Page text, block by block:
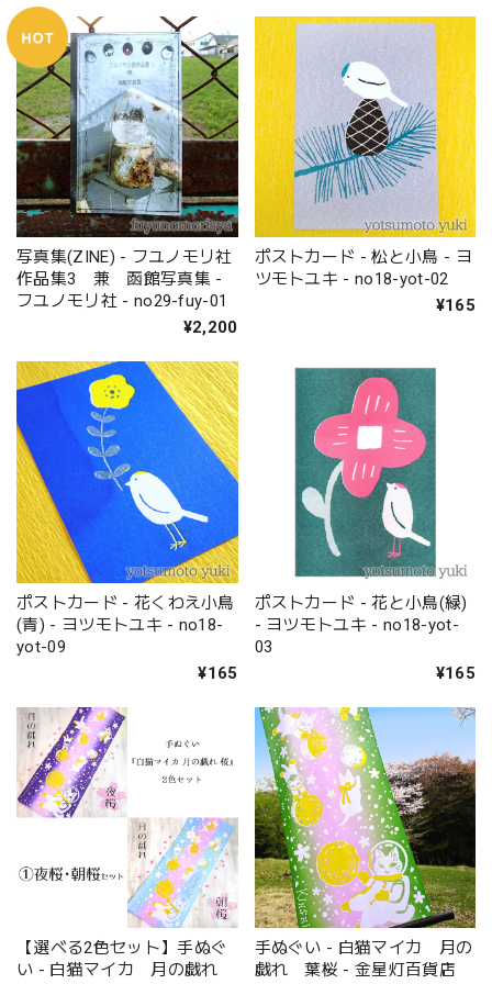
写真集(ZINE) - フユノモリ社
作品集3 兼 函館写真集 -
フユノモリ社 - no29-fuy-01
¥2,200
ポストカード - 松と小鳥 - ヨ
ツモトユキ - no18-yot-02
¥165
ポストカード - 花くわえ小鳥
(青) - ヨツモトユキ - no18-
yot-09
¥165
ポストカード - 花と小鳥(緑)
- ヨツモトユキ - no18-yot-
03
¥165
【選べる2色セット】手ぬぐ
い - 白猫マイカ 月の戯れ
手ぬぐい - 白猫マイカ 月の
戯れ 葉桜 - 金星灯百貨店